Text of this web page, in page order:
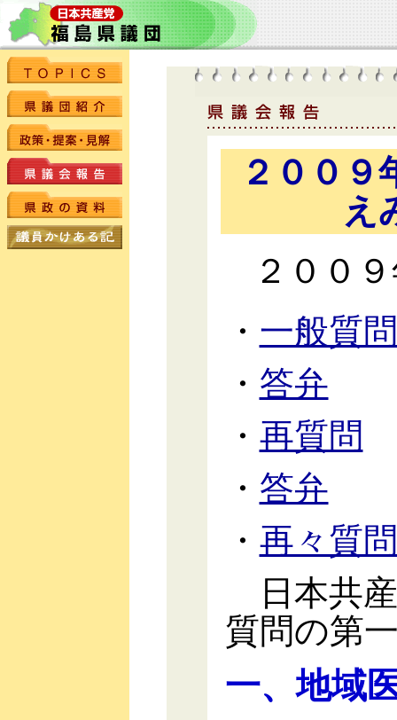
２００
え
２００
・ 一般質問
・ 答弁
・ 再質問
・ 答弁
・ 再々質問
日本共
質問の第
一、地域